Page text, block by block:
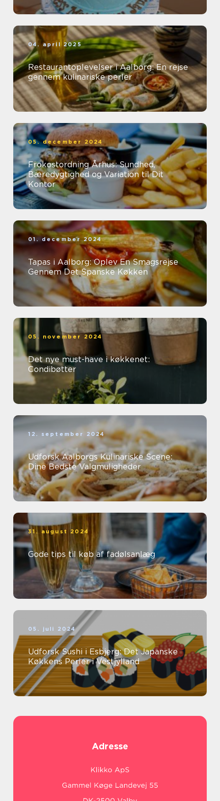
04. april 2025
Restaurantoplevelser i Aalborg: En rejse
gennem kulinariske perler
05. december 2024
Frokostordning Århus: Sundhed,
Bæredygtighed og Variation til Dit
Kontor
01. december 2024
Tapas i Aalborg: Oplev En Smagsrejse
Gennem Det Spanske Køkken
05. november 2024
Det nye must-have i køkkenet:
Condibøtter
12. september 2024
Udforsk Aalborgs Kulinariske Scene:
Dine Bedste Valgmuligheder
31. august 2024
Gode tips til køb af fadølsanlæg
05. juli 2024
Udforsk Sushi i Esbjerg: Det Japanske
Køkkens Perler i Vestjylland
Adresse